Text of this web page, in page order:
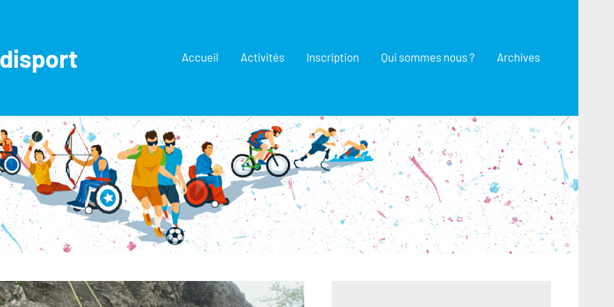
Accueil Activités Inscription Qui sommes nous ? Archives